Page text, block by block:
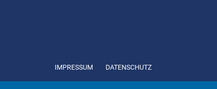
IMPRESSUM DATENSCHUTZ